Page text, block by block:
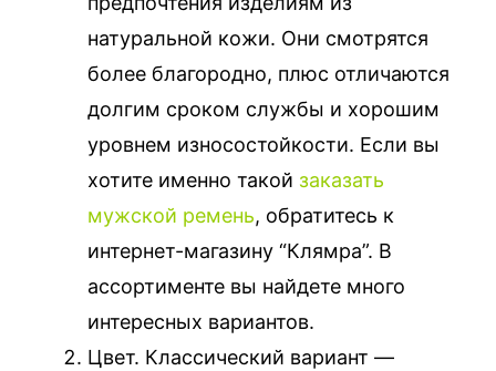
натуральной кожи. Они смотрятся
более благородно, плюс отличаются
долгим сроком службы и хорошим
уровнем износостойкости. Если вы
хотите именно такой заказать
мужской ремень, обратитесь к
интернет-магазину “Клямра”. В
ассортименте вы найдете много
интересных вариантов.
Цвет. Классический вариант —